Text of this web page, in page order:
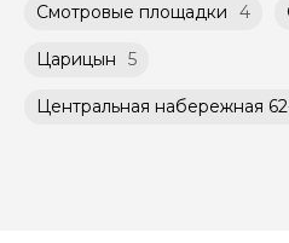
Смотровые площадки 4
Царицын 5
Центральная набережная